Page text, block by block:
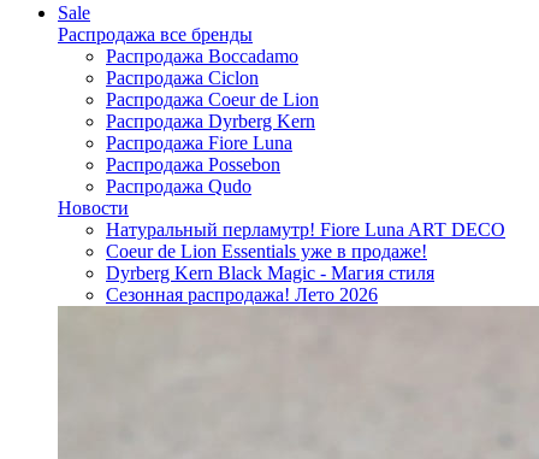
Sale
Распродажа все бренды
Распродажа Boccadamo
Распродажа Ciclon
Распродажа Coeur de Lion
Распродажа Dyrberg Kern
Распродажа Fiore Luna
Распродажа Possebon
Распродажа Qudo
Новости
Натуральный перламутр! Fiore Luna ART DECO
Coeur de Lion Essentials уже в продаже!
Dyrberg Kern Black Magic - Магия стиля
Сезонная распродажа! Лето 2026